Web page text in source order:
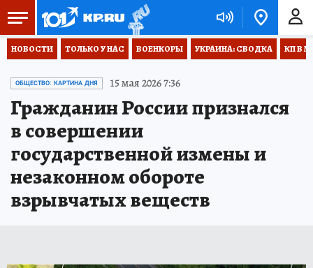
НОВОСТИ ТОЛЬКО У НАС ВОЕНКОРЫ УКРАИНА: СВОДКА КП В
ОБЩЕСТВО: КАРТИНА ДНЯ 15 мая 2026 7:36
Гражданин России признался
в совершении
государственной измены и
незаконном обороте
взрывчатых веществ